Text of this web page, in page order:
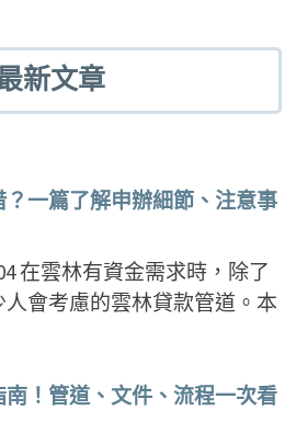
k
新文章
一篇了解申辦細節、注意事
在雲林有資金需求時，除了
會考慮的雲林貸款管道。本
！管道、文件、流程一次看